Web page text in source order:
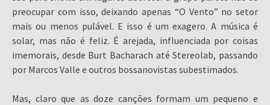
preocupar com isso, deixando apenas “O Vento” no setor
mais ou menos pulável. E isso é um exagero. A música é
solar, mas não é feliz. É arejada, influenciada por coisas
imemorais, desde Burt Bacharach até Stereolab, passando
por Marcos Valle e outros bossanovistas subestimados.
Mas, claro que as doze canções formam um pequeno e